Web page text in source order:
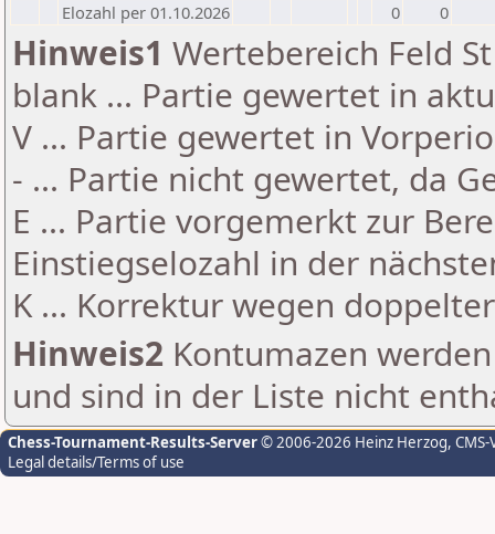
Elozahl per 01.10.2026
0 0
Hinweis1 Wertebereich Feld
blank ... Partie gewertet in
V ... Partie gewertet in
- ... Partie nicht gewertet, da
E ... Partie vorgemerkt zur
Einstiegselozahl in der
K ... Korrektur wegen
Hinweis2 Kontumazen
und sind in der Liste nicht
Chess-Tournament-Results-Server© 2006-2026 Heinz Herzog,
Legal details/Terms of use